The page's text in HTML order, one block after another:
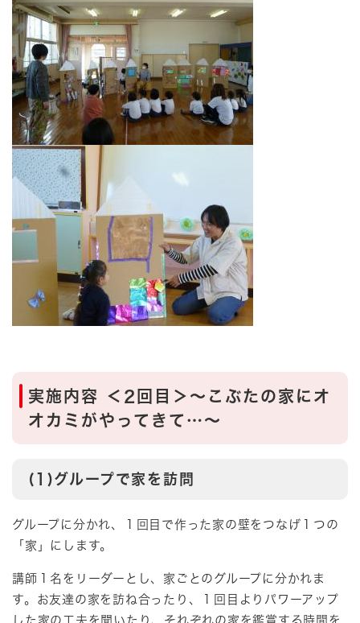
実施内容 ＜2回目＞～こぶたの家にオ
オカミがやってきて…～
(1)グループで家を訪問
グループに分かれ、１回目で作った家の壁をつなげ１つの
「家」にします。
講師１名をリーダーとし、家ごとのグループに分かれま
す。お友達の家を訪ね合ったり、１回目よりパワーアップ
した家の工夫を聞いたり、それぞれの家を鑑賞する時間を